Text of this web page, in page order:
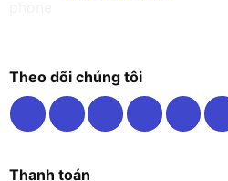
Theo dõi chúng tôi
Thanh toán